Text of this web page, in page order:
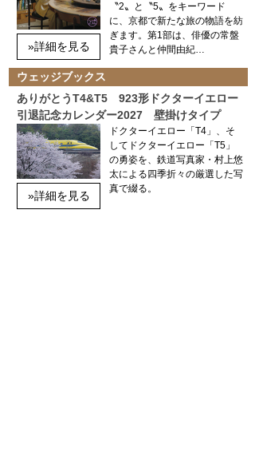
»詳細を見る
〝2〟と〝5〟をキーワード
に、京都で新たな旅の物語を紡
ぎます。第1部は、俳優の常盤
貴子さんと仲間由紀…
ウェッジブックス
ありがとうT4&T5 923形ドクターイエロー
引退記念カレンダー2027 壁掛けタイプ
»詳細を見る
ドクターイエロー「T4」、そ
してドクターイエロー「T5」
の勇姿を、鉄道写真家・村上悠
太による四季折々の厳選した写
真で綴る。